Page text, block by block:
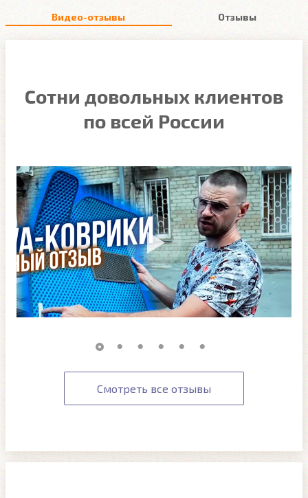
Видео-отзывы Отзывы
Сотни довольных клиентов
по всей России
Смотреть все отзывы